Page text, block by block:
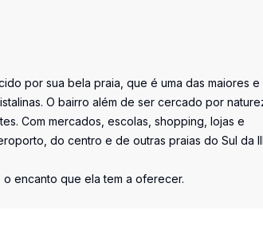
por sua bela praia, que é uma das maiores e
O bairro além de ser cercado por
Com mercados, escolas, shopping, lojas e
do centro e de outras praias do Sul da
encanto que ela tem a oferecer.